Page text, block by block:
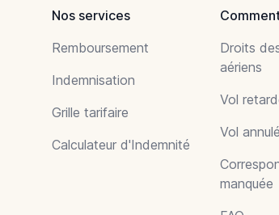
Nos services
Remboursement
Indemnisation
Grille tarifaire
Calculateur d'Indemnité
Droits
aériens
Vol
Vol annulé
manquée